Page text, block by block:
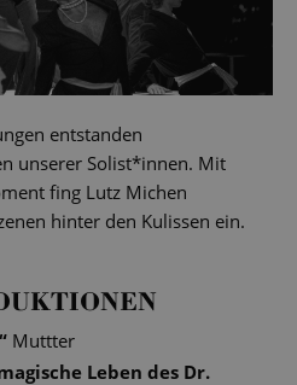
entstanden
unserer Solist*innen. Mit
fing Lutz Michen
hinter den Kulissen ein.
“ Muttter
Leben des Dr.